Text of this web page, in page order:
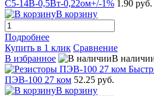
С5-14В-0,5Вт-0,22ом+/-1% 1.90 руб.
В корзину
Подробнее
Купить в 1 клик Сравнение
В избранное
В
ПЭВ-100 27 ком 52.25 руб.
В корзину